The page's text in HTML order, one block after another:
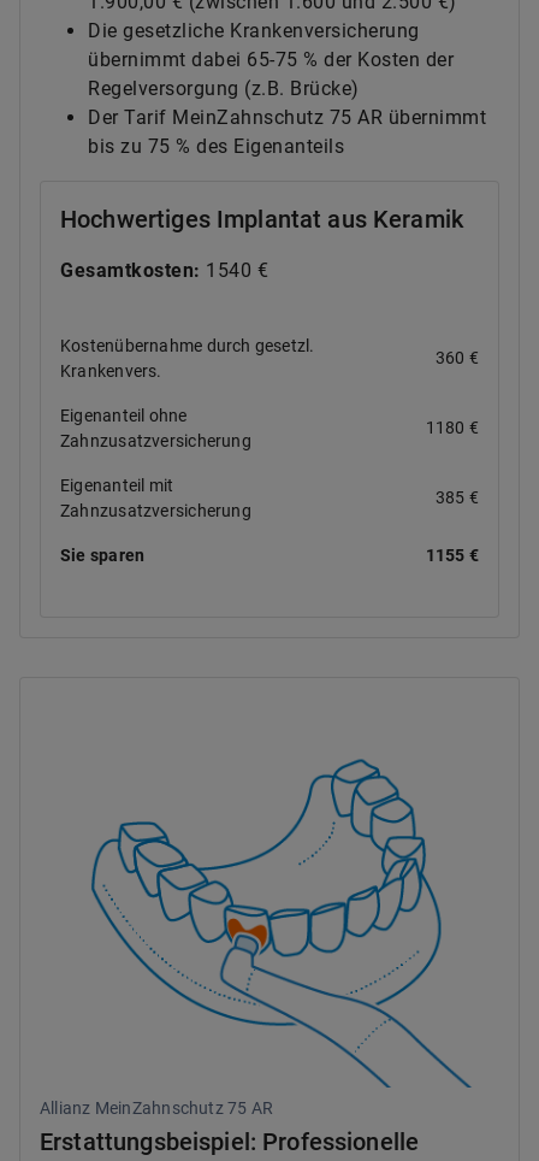
Die gesetzliche Krankenversicherung
übernimmt dabei 65-75 % der Kosten der
Regelversorgung (z.B. Brücke)
Der Tarif MeinZahnschutz 75 AR übernimmt
bis zu 75 % des Eigenanteils
Hochwertiges Implantat aus Keramik
Gesamtkosten: 1540 €
Kostenübernahme durch gesetzl.
Krankenvers.
360 €
Eigenanteil ohne
Zahnzusatzversicherung
1180 €
Eigenanteil mit
Zahnzusatzversicherung
385 €
Sie sparen 1155 €
Allianz MeinZahnschutz 75 AR
Erstattungsbeispiel: Professionelle